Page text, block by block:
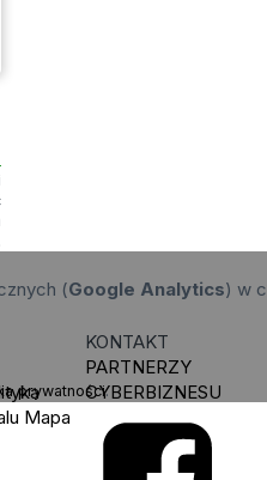
(Google Analytics) w
prywatności.
Mapa
KONTAKT
PARTNERZY
CYBERBIZNESU